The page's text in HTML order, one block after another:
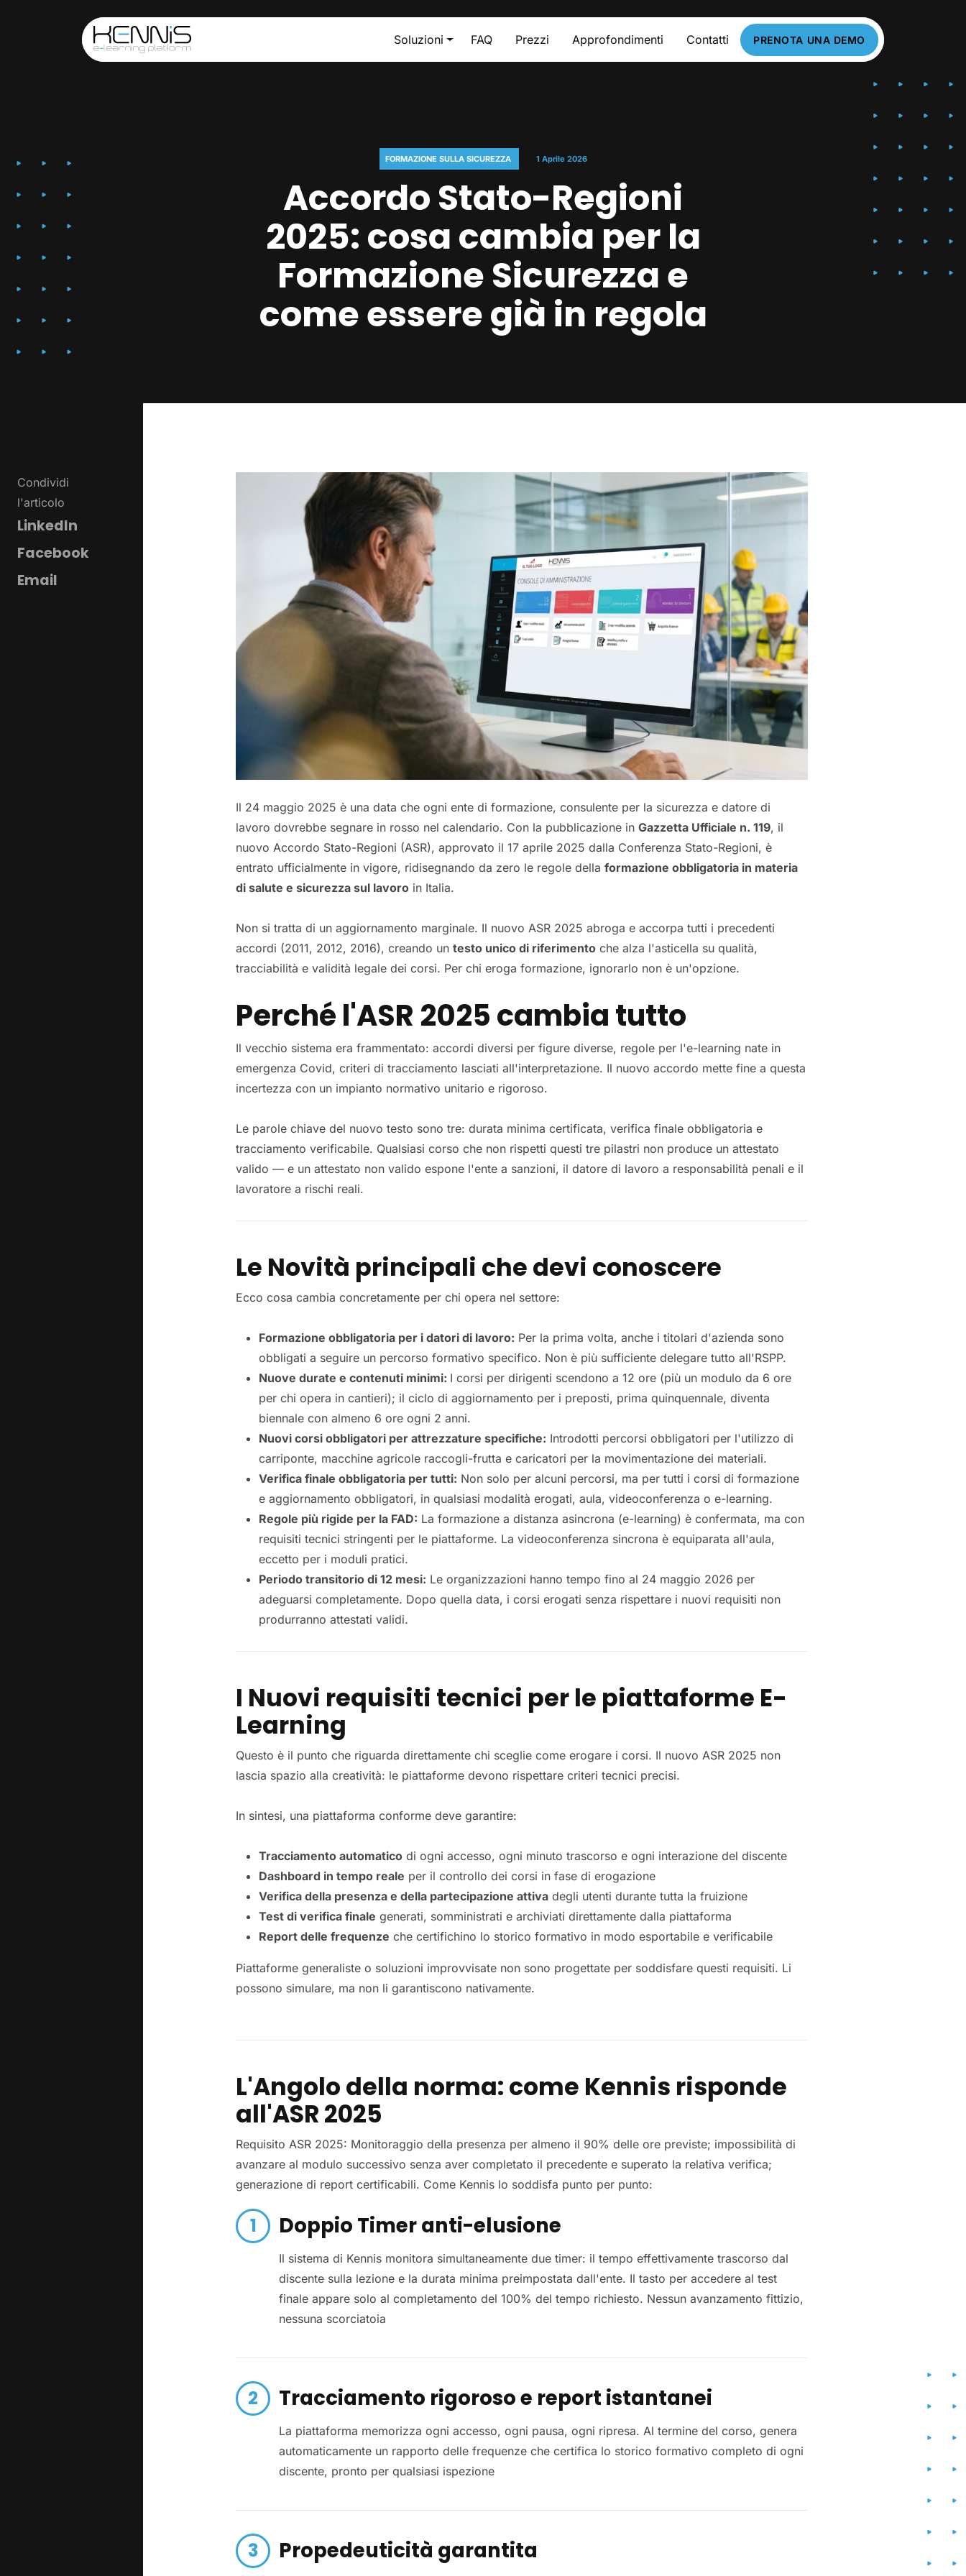
Soluzioni FAQ Prezzi Approfondimenti Contatti PRENOTA UNA DEMO
FORMAZIONE SULLA SICUREZZA 1 Aprile 2026
Accordo Stato-Regioni
2025: cosa cambia per la
Formazione Sicurezza e
come essere già in regola
Condividi
l'articolo
LinkedIn
Facebook
Email
Il 24 maggio 2025 è una data che ogni ente di formazione, consulente per la sicurezza e datore di
lavoro dovrebbe segnare in rosso nel calendario. Con la pubblicazione inGazzetta Ufficiale n. 119, il
nuovo Accordo Stato-Regioni (ASR), approvato il 17 aprile 2025 dalla Conferenza Stato-Regioni, è
entrato ufficialmente in vigore, ridisegnando da zero le regole dellaformazione obbligatoria in materia
di salute e sicurezza sul lavoro in Italia.
Non si tratta di un aggiornamento marginale. Il nuovo ASR 2025 abroga e accorpa tutti i precedenti
accordi (2011, 2012, 2016), creando untesto unico di riferimento che alza l'asticella su qualità,
tracciabilità e validità legale dei corsi. Per chi eroga formazione, ignorarlo non è un'opzione.
Perché l'ASR 2025 cambia tutto
Il vecchio sistema era frammentato: accordi diversi per figure diverse, regole per l'e-learning nate in
emergenza Covid, criteri di tracciamento lasciati all'interpretazione. Il nuovo accordo mette fine a questa
incertezza con un impianto normativo unitario e rigoroso.
Le parole chiave del nuovo testo sono tre: durata minima certificata, verifica finale obbligatoria e
tracciamento verificabile. Qualsiasi corso che non rispetti questi tre pilastri non produce un attestato
valido — e un attestato non valido espone l'ente a sanzioni, il datore di lavoro a responsabilità penali e il
lavoratore a rischi reali.
Le Novità principali che devi conoscere
Ecco cosa cambia concretamente per chi opera nel settore:
Formazione obbligatoria per i datori di lavoro: Per la prima volta, anche i titolari d'azienda sono
obbligati a seguire un percorso formativo specifico. Non è più sufficiente delegare tutto all'RSPP.
Nuove durate e contenuti minimi: I corsi per dirigenti scendono a 12 ore (più un modulo da 6 ore
per chi opera in cantieri); il ciclo di aggiornamento per i preposti, prima quinquennale, diventa
biennale con almeno 6 ore ogni 2 anni.
Nuovi corsi obbligatori per attrezzature specifiche: Introdotti percorsi obbligatori per l'utilizzo di
carriponte, macchine agricole raccogli-frutta e caricatori per la movimentazione dei materiali.
Verifica finale obbligatoria per tutti: Non solo per alcuni percorsi, ma per tutti i corsi di formazione
e aggiornamento obbligatori, in qualsiasi modalità erogati, aula, videoconferenza o e-learning.
Regole più rigide per la FAD: La formazione a distanza asincrona (e-learning) è confermata, ma con
requisiti tecnici stringenti per le piattaforme. La videoconferenza sincrona è equiparata all'aula,
eccetto per i moduli pratici.
Periodo transitorio di 12 mesi: Le organizzazioni hanno tempo fino al 24 maggio 2026 per
adeguarsi completamente. Dopo quella data, i corsi erogati senza rispettare i nuovi requisiti non
produrranno attestati validi.
I Nuovi requisiti tecnici per le piattaforme E-
Learning
Questo è il punto che riguarda direttamente chi sceglie come erogare i corsi. Il nuovo ASR 2025 non
lascia spazio alla creatività: le piattaforme devono rispettare criteri tecnici precisi.
In sintesi, una piattaforma conforme deve garantire:
Tracciamento automatico di ogni accesso, ogni minuto trascorso e ogni interazione del discente
Dashboard in tempo reale per il controllo dei corsi in fase di erogazione
Verifica della presenza e della partecipazione attiva degli utenti durante tutta la fruizione
Test di verifica finale generati, somministrati e archiviati direttamente dalla piattaforma
Report delle frequenze che certifichino lo storico formativo in modo esportabile e verificabile
Piattaforme generaliste o soluzioni improvvisate non sono progettate per soddisfare questi requisiti. Li
possono simulare, ma non li garantiscono nativamente.
L'Angolo della norma: come Kennis risponde
all'ASR 2025
Requisito ASR 2025: Monitoraggio della presenza per almeno il 90% delle ore previste; impossibilità di
avanzare al modulo successivo senza aver completato il precedente e superato la relativa verifica;
generazione di report certificabili. Come Kennis lo soddisfa punto per punto:
Doppio Timer anti-elusione
Il sistema di Kennis monitora simultaneamente due timer: il tempo effettivamente trascorso dal
discente sulla lezione e la durata minima preimpostata dall'ente. Il tasto per accedere al test
finale appare solo al completamento del 100% del tempo richiesto. Nessun avanzamento fittizio,
nessuna scorciatoia
Tracciamento rigoroso e report istantanei
La piattaforma memorizza ogni accesso, ogni pausa, ogni ripresa. Al termine del corso, genera
automaticamente un rapporto delle frequenze che certifica lo storico formativo completo di ogni
discente, pronto per qualsiasi ispezione
Propedeuticità garantita